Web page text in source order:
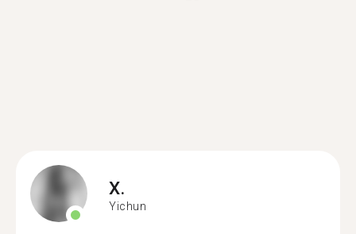
X.
Yichun